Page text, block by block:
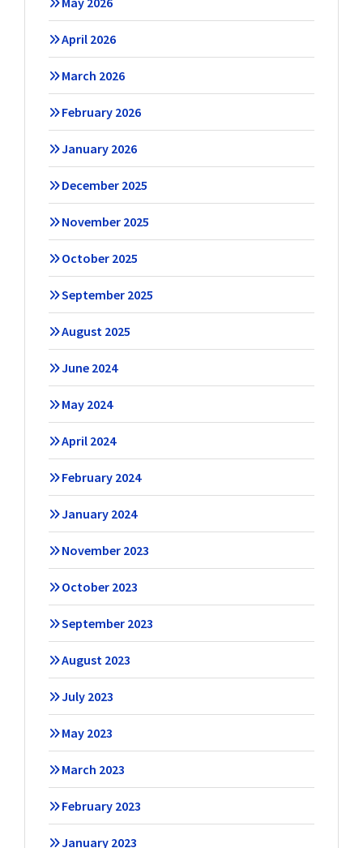
April 2026
March 2026
February 2026
January 2026
December 2025
November 2025
October 2025
September 2025
August 2025
June 2024
May 2024
April 2024
February 2024
January 2024
November 2023
October 2023
September 2023
August 2023
July 2023
May 2023
March 2023
February 2023
January 2023